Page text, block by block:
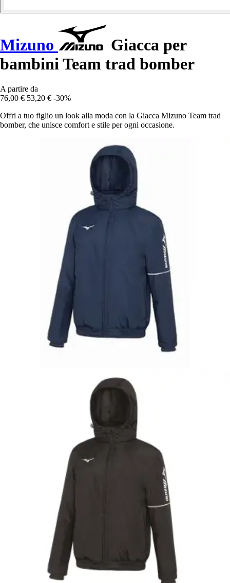
Mizuno
Giacca per
bambini Team trad bomber
A partire da
76,00 € 53,20 € -30%
Offri a tuo figlio un look alla moda con la Giacca Mizuno Team trad
bomber, che unisce comfort e stile per ogni occasione.